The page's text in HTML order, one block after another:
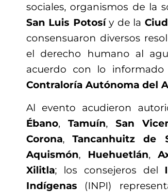
sociales, organismos de la
San Luis Potosíy de la
consensuaron diversos
el derecho humano al
acuerdo con lo
Contraloría Autónoma del
Al evento acudieron
Ébano, Tamuín, San
Corona,Tancanhuitz de
Aquismón, Huehuetlán,
Xilitla; los consejeros del
Indígenas (INPI)